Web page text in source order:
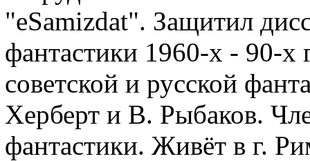
"eSamizdat". Защитил
фантастики 1960-х - 90-х
советской и русской
Херберт и В. Рыбаков.
фантастики. Живёт в г.